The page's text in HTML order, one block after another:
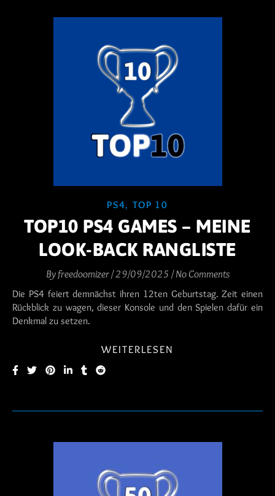
PS4,TOP 10
TOP10 PS4 GAMES – MEINE
LOOK-BACK RANGLISTE
Byfreedoomizer/29/09/2025 / No Comments
Die PS4 feiert demnächst ihren 12ten Geburtstag. Zeit einen
Rückblick zu wagen, dieser Konsole und den Spielen dafür ein
Denkmal zu setzen.
WEITERLESEN